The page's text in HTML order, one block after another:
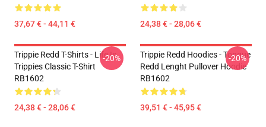
37,67 € - 44,11 € 24,38 € - 28,06 €
Trippie Redd T-Shirts - Life Is
Trippies Classic T-Shirt
RB1602
24,38 € - 28,06 €
-20%
Trippie Redd Hoodies - Tongue
Redd Lenght Pullover Hoodie
RB1602
39,51 € - 45,95 €
-20%